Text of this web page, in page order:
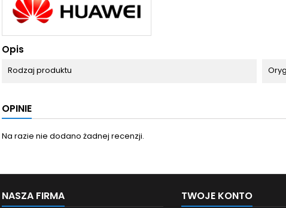
Opis
Rodzaj produktu
OPINIE
Na razie nie dodano żadnej recenzji.
NASZA FIRMA TWOJE KONTO